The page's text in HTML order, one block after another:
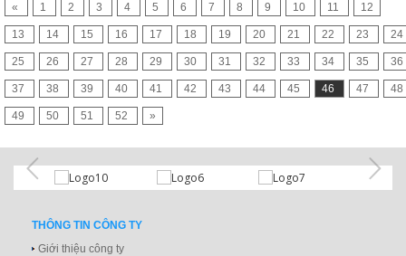
« 1 2 3 4 5 6 7 8 9 10 11 12
13 14 15 16 17 18 19 20 21 22 23 24
25 26 27 28 29 30 31 32 33 34 35 36
37 38 39 40 41 42 43 44 45 46 47 48
49 50 51 52 »
THÔNG TIN CÔNG TY
Giới thiệu công ty